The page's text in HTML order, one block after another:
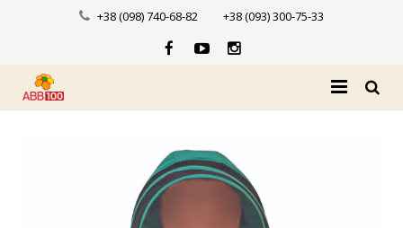
+38 (098) 740-68-82 +38 (093) 300-75-33